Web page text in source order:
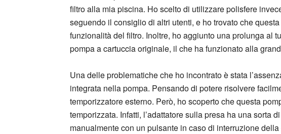
filtro alla mia piscina. Ho scelto di utilizzare polisfere
seguendo il consiglio di altri utenti, e ho trovato che
funzionalità del filtro. Inoltre, ho aggiunto una prolunga al
pompa a cartuccia originale, il che ha funzionato alla
Una delle problematiche che ho incontrato è stata
integrata nella pompa. Pensando di potere risolvere
temporizzatore esterno. Però, ho scoperto che questa
temporizzata. Infatti, l’adattatore sulla presa ha una sorta
manualmente con un pulsante in caso di interruzione